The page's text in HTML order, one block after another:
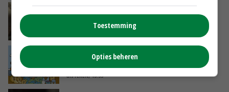
zorgen voor meer balans’
Internationale vraag naar geitenzuivel blijft
GISTEREN, 15:33
Toestemming
Opties beheren